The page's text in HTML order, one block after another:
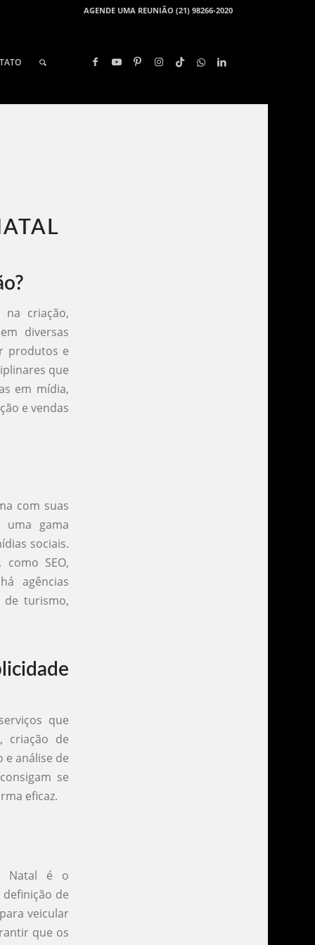
AGENDE UMA REUNIÃO (21) 98266-2020
na criação,
diversas
produtos e
que
em mídia,
e vendas
com suas
uma gama
sociais.
SEO,
agências
de turismo,
que
criação de
e análise de
se
eficaz.
Natal é o
de
veicular
que os